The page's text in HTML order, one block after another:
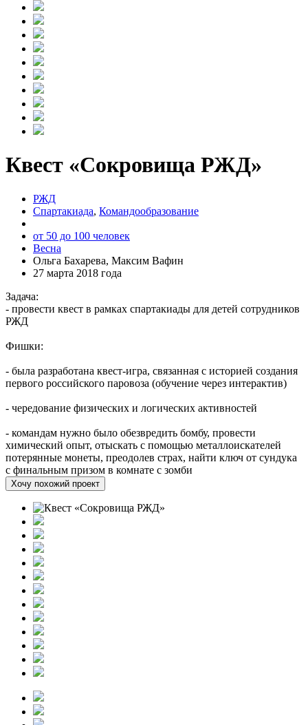
Квест «Сокровища РЖД»
РЖД
Спартакиада, Командообразование
от 50 до 100 человек
Весна
Ольга Бахарева, Максим Вафин
27 марта 2018 года
Задача:
- провести квест в рамках спартакиады для детей сотрудников
РЖД
Фишки:
- была разработана квест-игра, связанная с историей создания
первого российского паровоза (обучение через интерактив)
- чередование физических и логических активностей
- командам нужно было обезвредить бомбу, провести
химический опыт, отыскать с помощью металлоискателей
потерянные монеты, преодолев страх, найти ключ от сундука
с финальным призом в комнате с зомби
Хочу похожий проект